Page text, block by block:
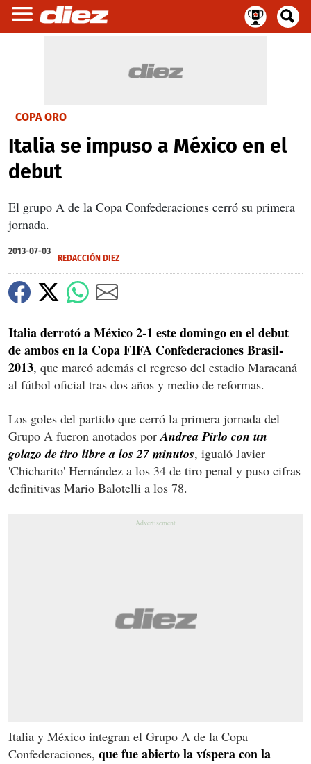
COPA ORO
Italia se impuso a México en el
debut
El grupo A de la Copa Confederaciones cerró su primera
jornada.
2013-07-03
REDACCIÓN DIEZ
Italia derrotó a México 2-1 este domingo en el debut
de ambos en la Copa FIFA Confederaciones Brasil-
2013, que marcó además el regreso del estadio Maracaná
al fútbol oficial tras dos años y medio de reformas.
Los goles del partido que cerró la primera jornada del
Grupo A fueron anotados porAndrea Pirlo con un
golazo de tiro libre a los 27 minutos, igualó Javier
'Chicharito' Hernández a los 34 de tiro penal y puso cifras
definitivas Mario Balotelli a los 78.
Italia y México integran el Grupo A de la Copa
Confederaciones, que fue abierto la víspera con la